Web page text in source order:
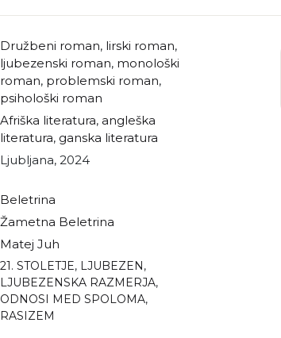
družbeni roman, lirski roman,
ljubezenski roman, monološki
roman, problemski roman,
psihološki roman
afriška literatura, angleška
literatura, ganska literatura
Ljubljana, 2024
Beletrina
Žametna Beletrina
Matej Juh
21. STOLETJE, LJUBEZEN,
LJUBEZENSKA RAZMERJA,
ODNOSI MED SPOLOMA,
RASIZEM